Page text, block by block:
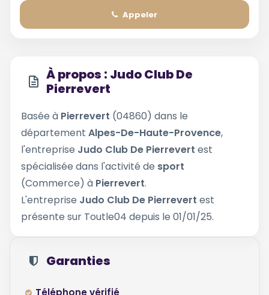
Appeler
À propos : Judo Club De
Pierrevert
Basée à Pierrevert (04860) dans le
département Alpes-De-Haute-Provence,
l'entreprise Judo Club De Pierrevert est
spécialisée dans l'activité de sport
(Commerce) à Pierrevert.
L'entreprise Judo Club De Pierrevert est
présente sur Toutle04 depuis le 01/01/25.
Garanties
Téléphone vérifié